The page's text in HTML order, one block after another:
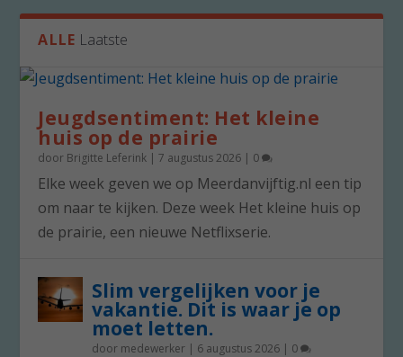
ALLE Laatste
Jeugdsentiment: Het kleine
huis op de prairie
door Brigitte Leferink |7 augustus 2026 | 0
Elke week geven we op Meerdanvijftig.nl een tip
om naar te kijken. Deze week Het kleine huis op
de prairie, een nieuwe Netflixserie.
Slim vergelijken voor je
vakantie. Dit is waar je op
moet letten.
door medewerker | 6 augustus 2026 | 0